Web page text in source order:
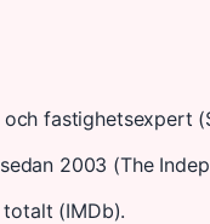
fastighetsexpert
2003 (The
(IMDb).